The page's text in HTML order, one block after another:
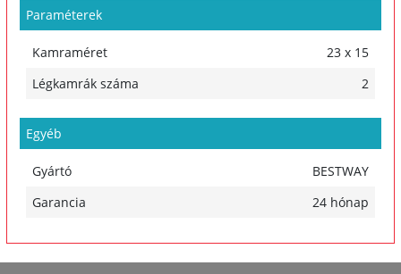
Paraméterek
Kamraméret
23 x 15
Légkamrák száma
2
Egyéb
Gyártó
BESTWAY
Garancia
24 hónap